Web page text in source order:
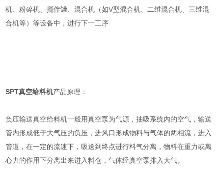
机、粉碎机、搅伴罐、混合机（如V型混合机、二维混合机、三维混
合机等）等设备中，进行下一工序
SPT真空给料机产品原理：
负压输送真空给料机一般用真空泵为气源，抽吸系统内的空气，输送
管内形成低于大气压的负压，进风口形成物料与气体的两相流，进入
管道，在一定的流速下，吸送到终点进行料气分离，物料在重力或离
心力的作用下分离出来进入料仓，气体经真空泵排入大气。